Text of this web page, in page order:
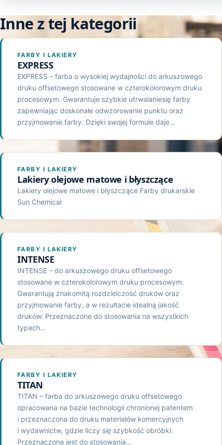
Inne z tej kategorii
FARBY I LAKIERY
EXPRESS
EXPRESS – farba o wysokiej wydajności do arkuszowego
druku offsetowego stosowane w czterokolorowym druku
procesowym. Gwarantuje szybkie utrwalaniesię farby
zapewniając doskonałe odwzorowanie punktu oraz
przyjmowanie farby. Dzięki swojej formule daje…
FARBY I LAKIERY
Lakiery olejowe matowe i błyszczące
Lakiery olejowe matowe i błyszczące Farby drukarskie
Sun Chemical
FARBY I LAKIERY
INTENSE
INTENSE – do arkuszowego druku offsetowego
stosowane w czterokolorowym druku procesowym.
Gwarantują znakomitą rozdzielczość druków oraz
przyjmowanie farby, a w rezultacie idealną jakość
druków. Przeznaczone do stosowania na wszystkich
typach…
FARBY I LAKIERY
TITAN
TITAN – farba do arkuszowego druku offsetowego
opracowana na bazie technologii chronionej patentem
i przeznaczona do druku materiałów komercyjnych
i wydawnictw, gdzie liczy się szybkość obróbki.
Przeznaczona jest do stosowania…